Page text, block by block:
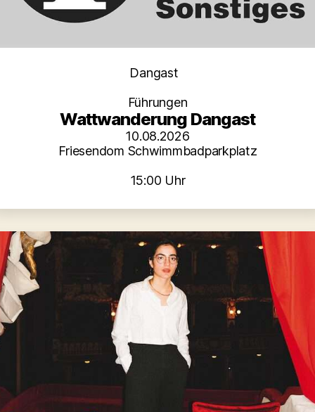
Kategorien
Dangast
Führungen
Wattwanderung Dangast
10.08.2026
Friesendom Schwimmbadparkplatz
15:00 Uhr